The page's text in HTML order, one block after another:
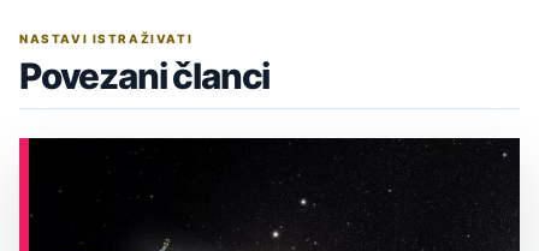
NASTAVI ISTRAŽIVATI
Povezani članci